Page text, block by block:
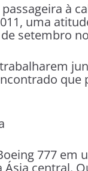
à
uma
setembro
que
777 em
central.